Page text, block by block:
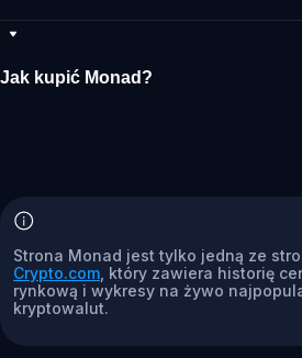
Jak kupić Monad?
Strona Monad jest tylko jedną ze
Crypto.com , który zawiera historię
rynkową i wykresy na żywo
kryptowalut.